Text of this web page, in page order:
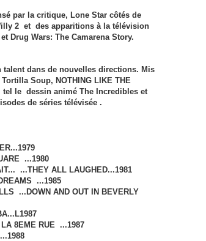
par la critique, Lone Star côtés de
2 et des apparitions à la télévision
Drug Wars: The Camarena Story.
dans de nouvelles directions. Mis
Soup, NOTHING LIKE THE
tel le dessin animé The Incredibles et
de séries télévisée .
...1980
...THEY ALL LAUGHED...1981
...1985
...DOWN AND OUT IN BEVERLY
LA 8EME RUE ...1987